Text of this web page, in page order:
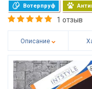
Вотерпруф
1 отзыв
Описание